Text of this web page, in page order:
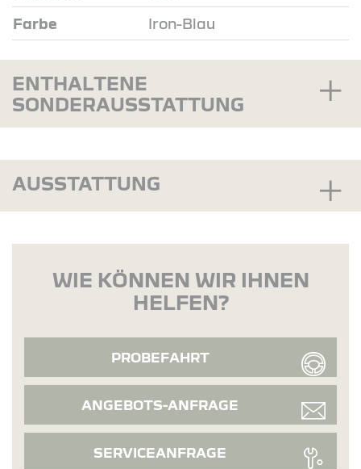
Farbe Iron-Blau
ENTHALTENE
SONDERAUSSTATTUNG
AUSSTATTUNG
WIE KÖNNEN WIR IHNEN
HELFEN?
PROBEFAHRT
ANGEBOTS-ANFRAGE
SERVICEANFRAGE